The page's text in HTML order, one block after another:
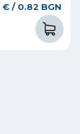
€ / 0.82 BGN